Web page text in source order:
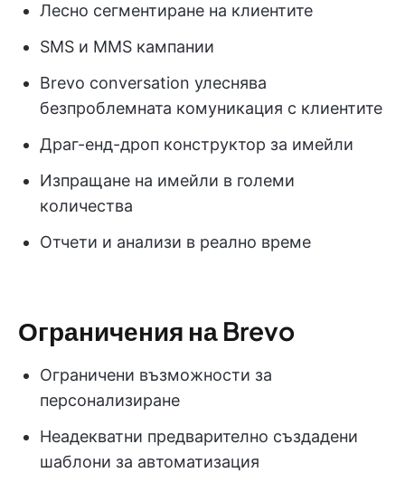
Лесно сегментиране на клиентите
SMS и MMS кампании
Brevo conversation улеснява
безпроблемната комуникация с клиентите
Драг-енд-дроп конструктор за имейли
Изпращане на имейли в големи
количества
Отчети и анализи в реално време
Ограничения на Brevo
Ограничени възможности за
персонализиране
Неадекватни предварително създадени
шаблони за автоматизация